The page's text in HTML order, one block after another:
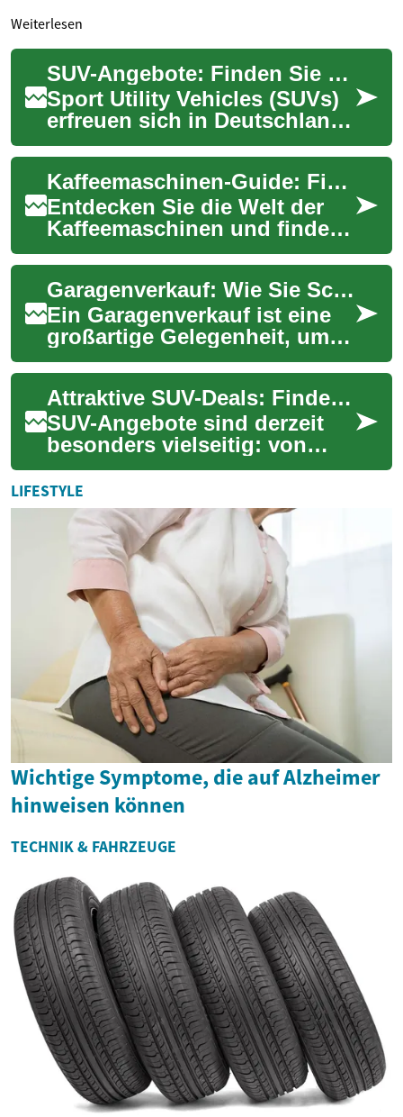
Weiterlesen
SUV-Angebote: Finden Sie das perfekte Fahrzeug für Ihre Bedürfnisse
Sport Utility Vehicles (SUVs)
erfreuen sich in Deutschland
immer größerer Beliebtheit.
Diese vielseitigen Fahrzeuge
b...
Kaffeemaschinen-Guide: Finden Sie Ihr perfektes Gerät
Entdecken Sie die Welt der
Kaffeemaschinen und finden
Sie das ideale Gerät für Ihre
Bedürfnisse. Von praktischen
Filt...
Garagenverkauf: Wie Sie Schnäppchen jagen und Geld sparen
Ein Garagenverkauf ist eine
großartige Gelegenheit, um
günstig einzukaufen und
echte Schnäppchen zu
ergattern. Ob Sie...
Attraktive SUV-Deals: Finden Sie Ihr perfektes SUV
SUV-Angebote sind derzeit
besonders vielseitig: von
günstigen Finanzierungen
über attraktive
Leasingkonditionen bis h...
LIFESTYLE
Wichtige Symptome, die auf Alzheimer
hinweisen können
TECHNIK & FAHRZEUGE